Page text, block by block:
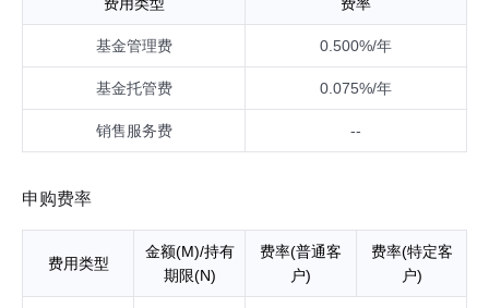
基金管理费 0.500%/年
基金托管费 0.075%/年
销售服务费 --
申购费率
费用类型
金额(M)/持有
期限(N)
费率(普通客
户)
费率(特定客
户)